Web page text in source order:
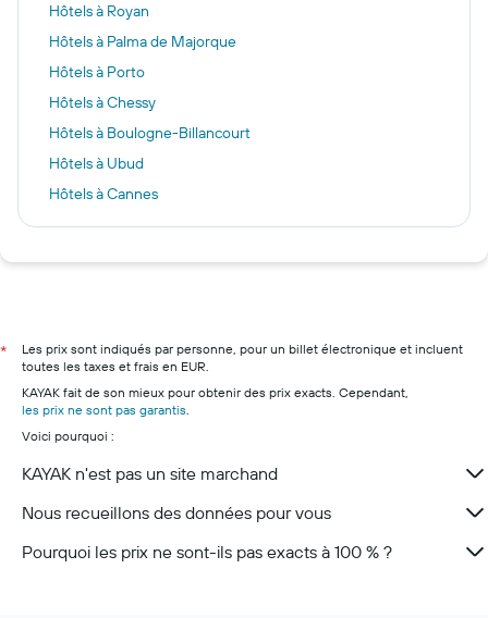
Hôtels à Royan
Hôtels à Palma de Majorque
Hôtels à Porto
Hôtels à Chessy
Hôtels à Boulogne-Billancourt
Hôtels à Ubud
Hôtels à Cannes
Hôtels à Istanbul
Hôtels à Marseille
Hôtels à Nice
Hôtels à Lyon
Hôtels à Deauville
Hôtels à Bordeaux
*
Les prix sont indiqués par personne, pour un billet électronique et incluent
toutes les taxes et frais en EUR.
KAYAK fait de son mieux pour obtenir des prix exacts. Cependant,
les prix ne sont pas garantis.
Voici pourquoi :
KAYAK n'est pas un site marchand
Nous recueillons des données pour vous
Pourquoi les prix ne sont-ils pas exacts à 100 % ?